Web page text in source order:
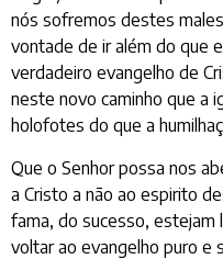
nós sofremos destes
vontade de ir além do que
verdadeiro evangelho de
neste novo caminho que a
holofotes do que a
Que o Senhor possa nos
a Cristo a não ao espirito
fama, do sucesso, estejam
voltar ao evangelho puro e